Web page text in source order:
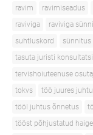
ravim
ravimiseadus
raviviga
raviviga
suhtluskord
sünnitus
tasuta juristi
tervishoiuteenuse
tokvs
töö juures
tööl juhtus õnnetus
tööst põhjustatud